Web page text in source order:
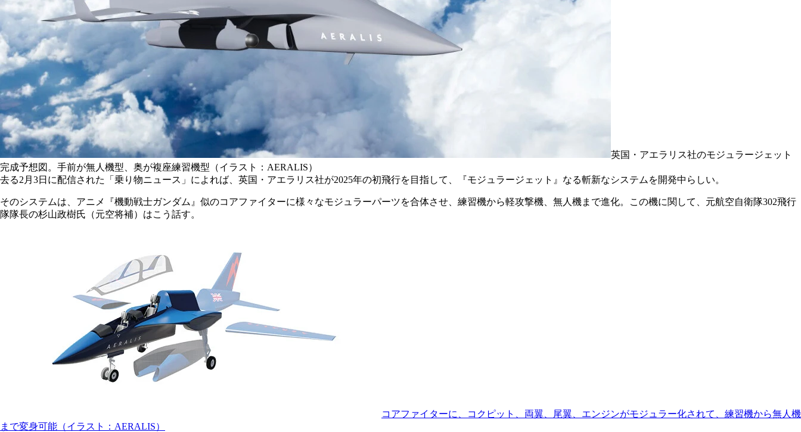
英国・アエラリス社のモジュラージェット
完成予想図。手前が無人機型、奥が複座練習機型（イラスト：AERALIS）
去る2月3日に配信された「乗り物ニュース」によれば、英国・アエラリス社が2025年の初飛行を目指して、『モジュラージェット』なる斬新なシステムを開発中らしい。
そのシステムは、アニメ『機動戦士ガンダム』似のコアファイターに様々なモジュラーパーツを合体させ、練習機から軽攻撃機、無人機まで進化。この機に関して、元航空自衛隊302飛行
隊隊長の杉山政樹氏（元空将補）はこう話す。
コアファイターに、コクピット、両翼、尾翼、エンジンがモジュラー化されて、練習機から無人機
まで変身可能（イラスト：AERALIS）